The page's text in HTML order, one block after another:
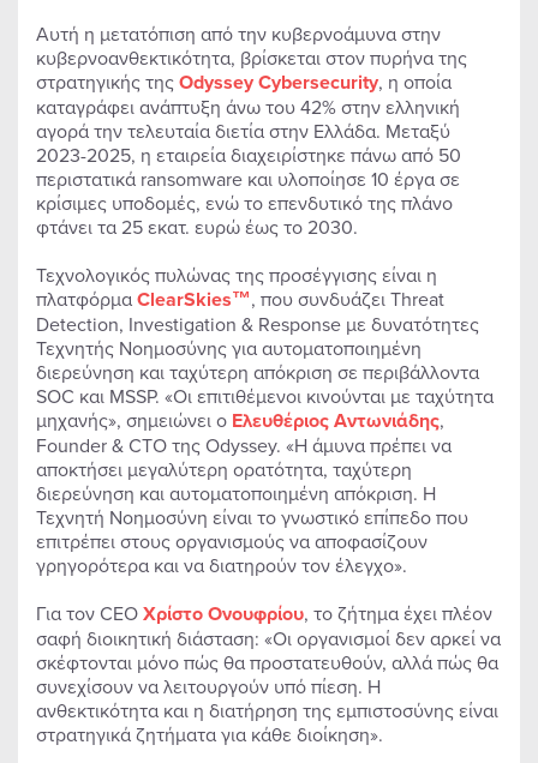
Αυτή η μετατόπιση από την κυβερνοάμυνα στην
κυβερνοανθεκτικότητα, βρίσκεται στον πυρήνα της
στρατηγικής τηςOdyssey Cybersecurity, η οποία
καταγράφει ανάπτυξη άνω του 42% στην ελληνική
αγορά την τελευταία διετία στην Ελλάδα. Μεταξύ
2023-2025, η εταιρεία διαχειρίστηκε πάνω από 50
περιστατικά ransomware και υλοποίησε 10 έργα σε
κρίσιμες υποδομές, ενώ το επενδυτικό της πλάνο
φτάνει τα 25 εκατ. ευρώ έως το 2030.
Τεχνολογικός πυλώνας της προσέγγισης είναι η
πλατφόρμαClearSkies™, που συνδυάζει Threat
Detection, Investigation & Response με δυνατότητες
Τεχνητής Νοημοσύνης για αυτοματοποιημένη
διερεύνηση και ταχύτερη απόκριση σε περιβάλλοντα
SOC και MSSP. «Οι επιτιθέμενοι κινούνται με ταχύτητα
μηχανής», σημειώνει ο Ελευθέριος Αντωνιάδης,
Founder & CTO της Odyssey. «Η άμυνα πρέπει να
αποκτήσει μεγαλύτερη ορατότητα, ταχύτερη
διερεύνηση και αυτοματοποιημένη απόκριση. Η
Τεχνητή Νοημοσύνη είναι το γνωστικό επίπεδο που
επιτρέπει στους οργανισμούς να αποφασίζουν
γρηγορότερα και να διατηρούν τον έλεγχο».
Για τον CEOΧρίστο Ονουφρίου, το ζήτημα έχει πλέον
σαφή διοικητική διάσταση: «Οι οργανισμοί δεν αρκεί να
σκέφτονται μόνο πώς θα προστατευθούν, αλλά πώς θα
συνεχίσουν να λειτουργούν υπό πίεση. Η
ανθεκτικότητα και η διατήρηση της εμπιστοσύνης είναι
στρατηγικά ζητήματα για κάθε διοίκηση».